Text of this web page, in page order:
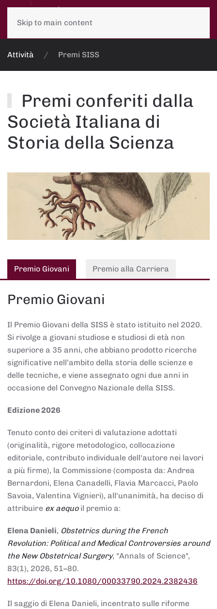
Skip to main content
Attività Premi SISS
Premi conferiti dalla
Società Italiana di
Storia della Scienza
Premio Giovani Premio alla Carriera
Premio Giovani
Il Premio Giovani della SISS è stato istituito nel 2020.
Si rivolge a giovani studiose e studiosi di età non
superiore a 35 anni, che abbiano prodotto ricerche
significative nell’ambito della storia delle scienze e
delle tecniche, e viene assegnato ogni due anni in
occasione del Convegno Nazionale della SISS.
Edizione 2026
Tenuto conto dei criteri di valutazione adottati
(originalità, rigore metodologico, collocazione
editoriale, contributo individuale dell'autore nei lavori
a più firme), la Commissione (composta da: Andrea
Bernardoni, Elena Canadelli, Flavia Marcacci, Paolo
Savoia, Valentina Vignieri), all'unanimità, ha deciso di
attribuire ex aequoil premio a:
Elena Danieli, Obstetrics during the French
Revolution: Political and Medical Controversies around
the New Obstetrical Surgery, "Annals of Science",
83(1), 2026, 51–80.
https://doi.org/10.1080/00033790.2024.2382436
Il saggio di Elena Danieli, incentrato sulle riforme